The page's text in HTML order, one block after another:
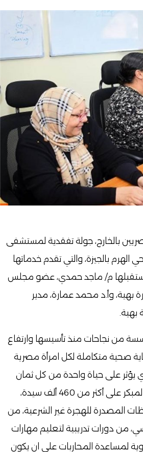
بالخارج، جولة تفقدية لمستشفى
بالجيزة، والتي تقدم خدماتها
على مدار 9 سنوات، حيث استقبلها م/ ماجد حمدي، عضو مجلس
بهية، وأ.د محمد عمارة، مدير
بهية.
من نجاحات منذ تأسيسها وارتفاع
صحية متكاملة لكل امرأة مصرية
يؤثر على حياة واحدة من كل ثمان
سيدات وفقًا للإحصائيات العالمية الحديثة، بجانب الكشف المبكر على أكثر من 460 ألف سيدة،
المصدرة للهجرة غير الشرعية، من
من دورات تدريبية لتعليم مهارات
لمساعدة المحاربات علي ان يكون